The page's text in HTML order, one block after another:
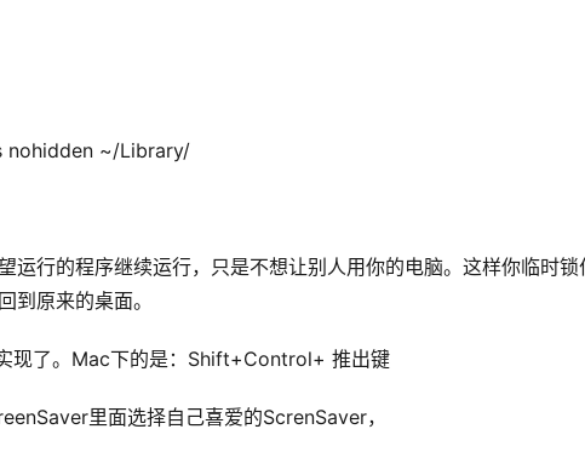
nohidden ~/Library/
运行的程序继续运行，只是不想让别人用你的电脑。这样你临时锁
到原来的桌面。
现了。Mac下的是：Shift+Control+ 推出键
里面选择自己喜爱的ScrenSaver，